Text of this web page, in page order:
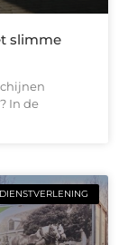
slimme
In de
DIENSTVERLENING